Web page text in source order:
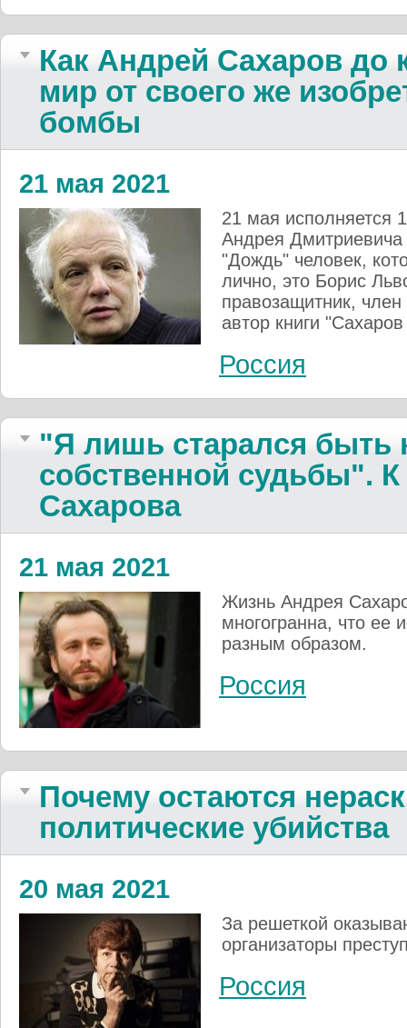
Как Андрей Сахаров до
мир от своего же
бомбы
21 мая 2021
21 мая исполняется
Андрея
"Дождь" человек,
лично, это Борис
правозащитник,
автор книги
Россия
"Я лишь старался быть
собственной судьбы".
Сахарова
21 мая 2021
Жизнь Андрея
многогранна, что ее
разным образом.
Россия
Почему остаются
политические убийства
20 мая 2021
За решеткой
организаторы
Россия